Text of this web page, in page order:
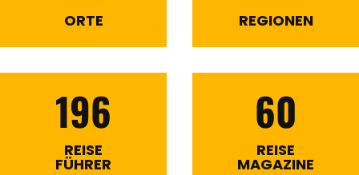
ORTE REGIONEN
196
REISE
FÜHRER
60
REISE
MAGAZINE